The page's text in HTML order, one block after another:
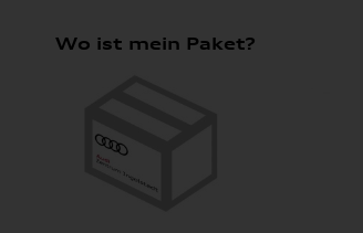
Wo ist mein Paket?